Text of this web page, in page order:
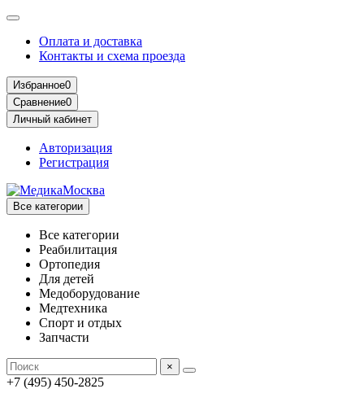
Оплата и доставка
Контакты и схема проезда
Избранное0
Сравнение0
Личный кабинет
Авторизация
Регистрация
Все категории
Все категории
Реабилитация
Ортопедия
Для детей
Медоборудование
Mедтехника
Спорт и отдых
Запчасти
×
+7 (495) 450-2825